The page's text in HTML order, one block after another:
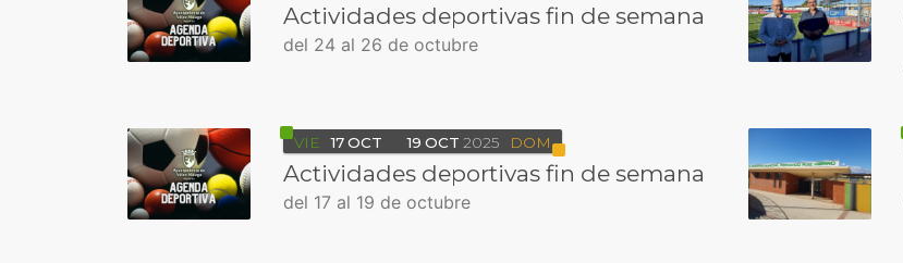
Actividades deportivas fin de semana
del 24 al 26 de octubre
VIE 17 OCT 19 OCT 2025 DOM
Actividades deportivas fin de semana
del 17 al 19 de octubre